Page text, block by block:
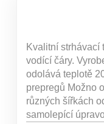
Kvalitní strhávací
vodící čáry.
odolává teplotě
prepregů Možno
různých šířkách
samolepící